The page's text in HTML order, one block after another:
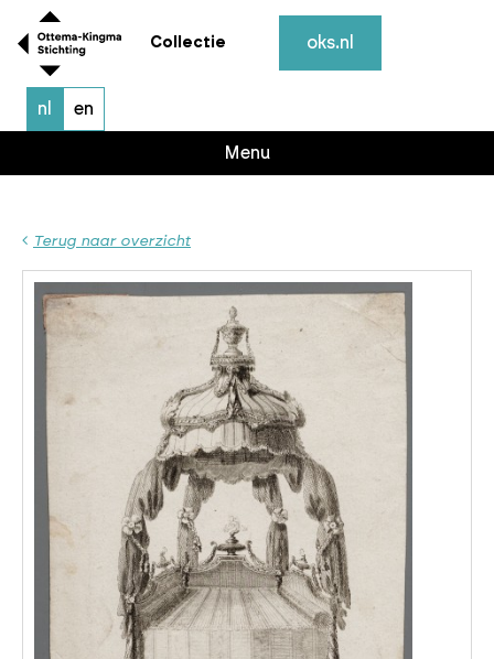
Collectie oks.nl
nl en
Menu
Terug naar overzicht